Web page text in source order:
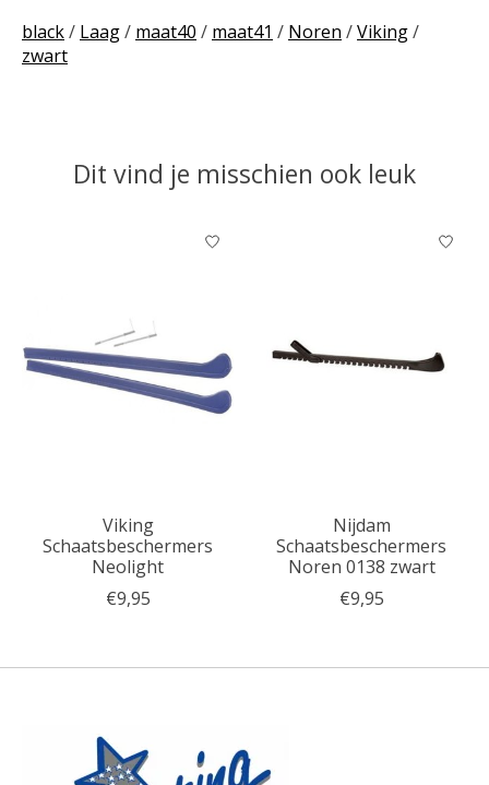
black/ Laag/ maat40 / maat41 / Noren /Viking/
zwart
Dit vind je misschien ook leuk
Items van productcarrousel
Viking
Schaatsbeschermers
Neolight
€9,95
Nijdam
Schaatsbeschermers
Noren 0138 zwart
€9,95